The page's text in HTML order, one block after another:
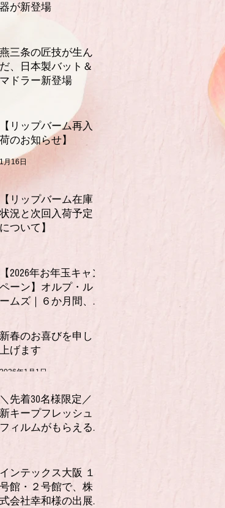
器が新登場
燕三条の匠技が生ん
だ、日本製バット＆
マドラー新登場
【リップバーム再入
荷のお知らせ】
1月16日
【リップバーム在庫
状況と次回入荷予定
について】
【2026年お年玉キャン
ペーン】オルプ・ル
ームズ｜６か月間、
分クーポン付きお年
玉セット（全６種）
新春のお喜びを申し
上げます
2026年1月1日
＼先着30名様限定／
新キープフレッシュ
フィルムがもらえる
ゼント】
インテックス大阪 １
号館・２号館で、株
式会社幸和様の出展